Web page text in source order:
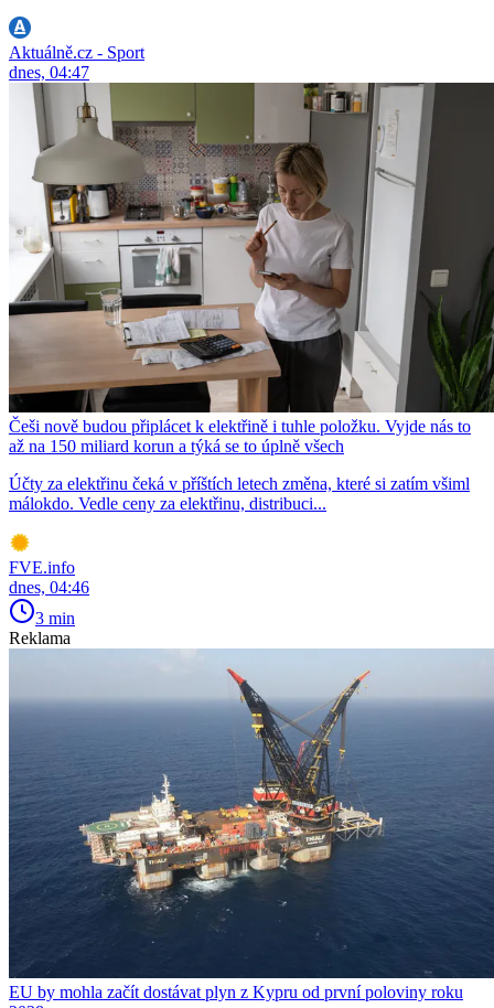
Aktuálně.cz - Sport
dnes, 04:47
Češi nově budou připlácet k elektřině i tuhle položku. Vyjde nás to
až na 150 miliard korun a týká se to úplně všech
Účty za elektřinu čeká v příštích letech změna, které si zatím všiml
málokdo. Vedle ceny za elektřinu, distribuci...
FVE.info
dnes, 04:46
3 min
Reklama
EU by mohla začít dostávat plyn z Kypru od první poloviny roku